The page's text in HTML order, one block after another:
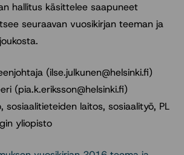
hallitus käsittelee saapuneet
seuraavan vuosikirjan teeman ja
(ilse.julkunen@helsinki.fi)
(pia.k.eriksson@helsinki.fi)
sosiaalitieteiden laitos, sosiaalityö, PL
yliopisto